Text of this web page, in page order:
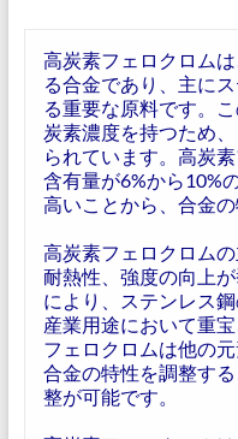
高炭素フェロクロム
る合金であり、主に
る重要な原料です。
炭素濃度を持つため
られています。高炭
含有量が6%から10%
高いことから、合金
高炭素フェロクロム
耐熱性、強度の向上
により、ステンレス
産業用途において重
フェロクロムは他の
合金の特性を調整す
整が可能です。